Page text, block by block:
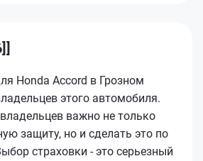
Honda Accord в Грозном
этого автомобиля.
важно не только
защиту, но и сделать это по
страховки - это серьезный